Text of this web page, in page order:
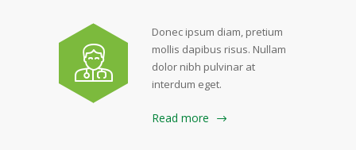
Donec ipsum diam, pretium
mollis dapibus risus. Nullam
dolor nibh pulvinar at
interdum eget.
Read more